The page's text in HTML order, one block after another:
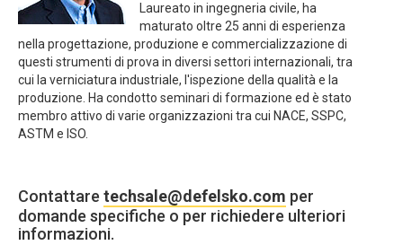
Laureato in ingegneria civile, ha
maturato oltre 25 anni di esperienza
nella progettazione, produzione e commercializzazione di
questi strumenti di prova in diversi settori internazionali, tra
cui la verniciatura industriale, l'ispezione della qualità e la
produzione. Ha condotto seminari di formazione ed è stato
membro attivo di varie organizzazioni tra cui NACE, SSPC,
ASTM e ISO.
Contattare techsale@defelsko.com per
domande specifiche o per richiedere ulteriori
informazioni.